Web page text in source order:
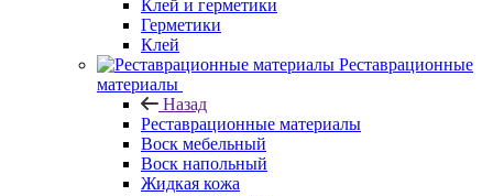
Клей и герметики
Герметики
Клей
Реставрационные
материалы
Назад
Реставрационные материалы
Воск мебельный
Воск напольный
Жидкая кожа